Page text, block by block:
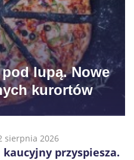
lupą. Nowe
kurortów
sierpnia 2026
kaucyjny przyspiesza.